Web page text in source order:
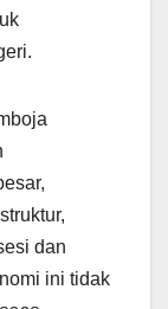
dan
ini tidak